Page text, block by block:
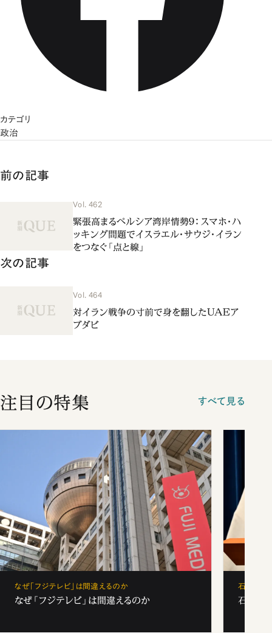
カテゴリ
政治
前の記事
Vol. 462
緊張高まるペルシア湾岸情勢９：スマホ・ハ
ッキング問題でイスラエル・サウジ・イラン
をつなぐ「点と線」
次の記事
Vol. 464
対イラン戦争の寸前で身を翻したUAEア
ブダビ
注目の特集 すべて見る
なぜ「フジテレビ」は間違えるのか
なぜ「フジテレビ」は間違えるのか
石破茂、
石破茂